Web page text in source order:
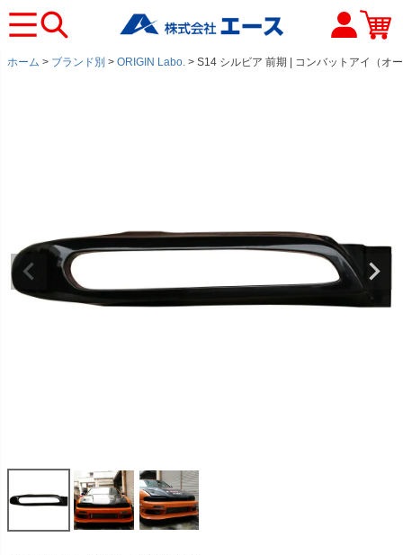
ホーム ブランド別 ORIGIN Labo. S14 シルビア 前期 | コンバットアイ（オ